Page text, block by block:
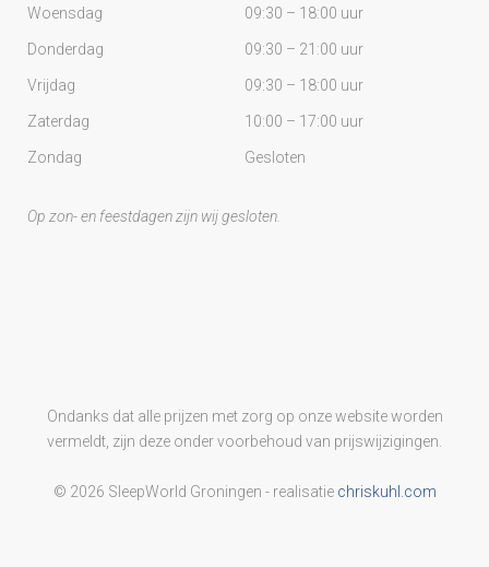
Woensdag 09:30 – 18:00 uur
Donderdag 09:30 – 21:00 uur
Vrijdag 09:30 – 18:00 uur
Zaterdag 10:00 – 17:00 uur
Zondag Gesloten
Op zon- en feestdagen zijn wij gesloten.
Ondanks dat alle prijzen met zorg op onze website worden
vermeldt, zijn deze onder voorbehoud van prijswijzigingen.
© 2026 SleepWorld Groningen - realisatie chriskuhl.com